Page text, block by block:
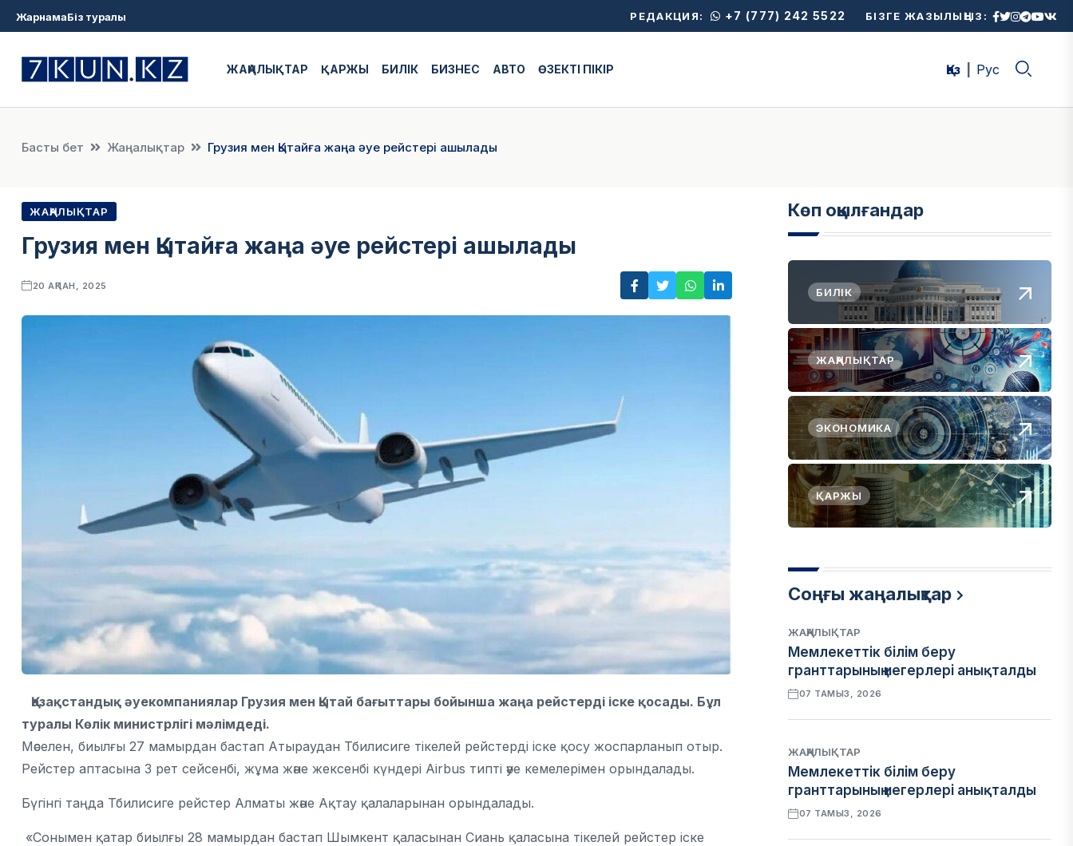
ЖарнамаБіз туралы РЕДАКЦИЯ: +7 (777) 242 5522 БІЗГЕ ЖАЗЫЛЫҢЫЗ:
ЖАҢАЛЫҚТАР ҚАРЖЫ БИЛІК БИЗНЕС АВТО ӨЗЕКТІ ПІКІР Қаз Рус
Басты бет Жаңалықтар Грузия мен Қытайға жаңа әуе рейстері ашылады
ЖАҢАЛЫҚТАР
Грузия мен Қытайға жаңа әуе рейстері ашылады
20 АҚПАН, 2025
Қазақстандық әуекомпаниялар Грузия мен Қытай бағыттары бойынша жаңа рейстерді іске қосады. Бұл
туралы Көлік министрлігі мәлімдеді.
Мәселен, биылғы 27 мамырдан бастап Атыраудан Тбилисиге тікелей рейстерді іске қосу жоспарланып отыр.
Рейстер аптасына 3 рет сейсенбі, жұма және жексенбі күндері Airbus типті әуе кемелерімен орындалады.
Бүгінгі таңда Тбилисиге рейстер Алматы және Ақтау қалаларынан орындалады.
«Сонымен қатар биылғы 28 мамырдан бастап Шымкент қаласынан Сиань қаласына тікелей рейстер іске
Көп оқылғандар
БИЛІК
ЖАҢАЛЫҚТАР
ЭКОНОМИКА
ҚАРЖЫ
Соңғы жаңалықтар
ЖАҢАЛЫҚТАР
Мемлекеттік білім беру
гранттарының иегерлері анықталды
07 ТАМЫЗ, 2026
ЖАҢАЛЫҚТАР
Мемлекеттік білім беру
гранттарының иегерлері анықталды
07 ТАМЫЗ, 2026